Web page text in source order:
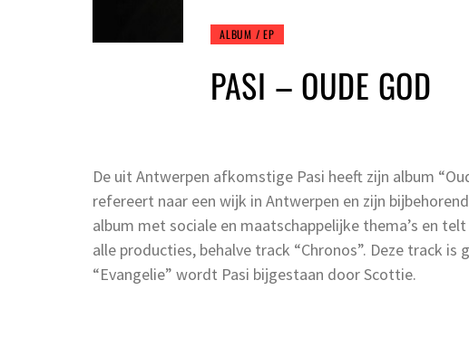
ALBUM / EP
PASI – OUDE GOD
De uit Antwerpen afkomstige Pasi heeft zijn album
refereert naar een wijk in Antwerpen en zijn
album met sociale en maatschappelijke thema’s en
alle producties, behalve track “Chronos”. Deze track
“Evangelie” wordt Pasi bijgestaan door Scottie.